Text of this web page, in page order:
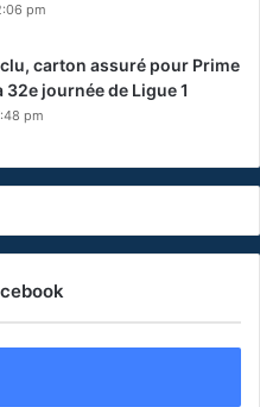
pm
carton assuré pour Prime
journée de Ligue 1
pm